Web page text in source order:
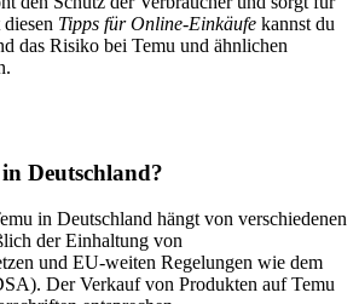
Tipps für Online-Einkäufe kannst du
das Risiko bei Temu und ähnlichen
Deutschland?
in Deutschland hängt von verschiedenen
der Einhaltung von
und EU-weiten Regelungen wie dem
Der Verkauf von Produkten auf Temu